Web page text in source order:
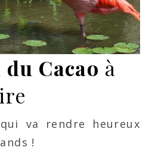
Cacao à
va rendre heureux
!